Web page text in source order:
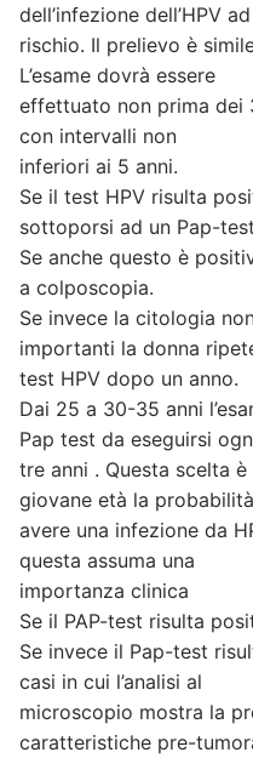
dell’infezione dell’HPV
rischio. Il prelievo è
L’esame dovrà essere
effettuato non prima dei
con intervalli non
inferiori ai 5 anni.
Se il test HPV risulta
sottoporsi ad un Pap-
Se anche questo è
a colposcopia.
Se invece la citologia
importanti la donna
test HPV dopo un anno.
Dai 25 a 30-35 anni
Pap test da eseguirsi
tre anni . Questa scelta
giovane età la
avere una infezione da
questa assuma una
importanza clinica
Se il PAP-test risulta
Se invece il Pap-test
casi in cui l’analisi al
microscopio mostra la
caratteristiche pre-